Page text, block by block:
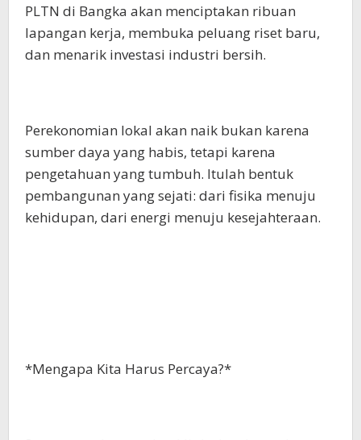
PLTN di Bangka akan menciptakan ribuan
lapangan kerja, membuka peluang riset baru,
dan menarik investasi industri bersih.
Perekonomian lokal akan naik bukan karena
sumber daya yang habis, tetapi karena
pengetahuan yang tumbuh. Itulah bentuk
pembangunan yang sejati: dari fisika menuju
kehidupan, dari energi menuju kesejahteraan.
*Mengapa Kita Harus Percaya?*